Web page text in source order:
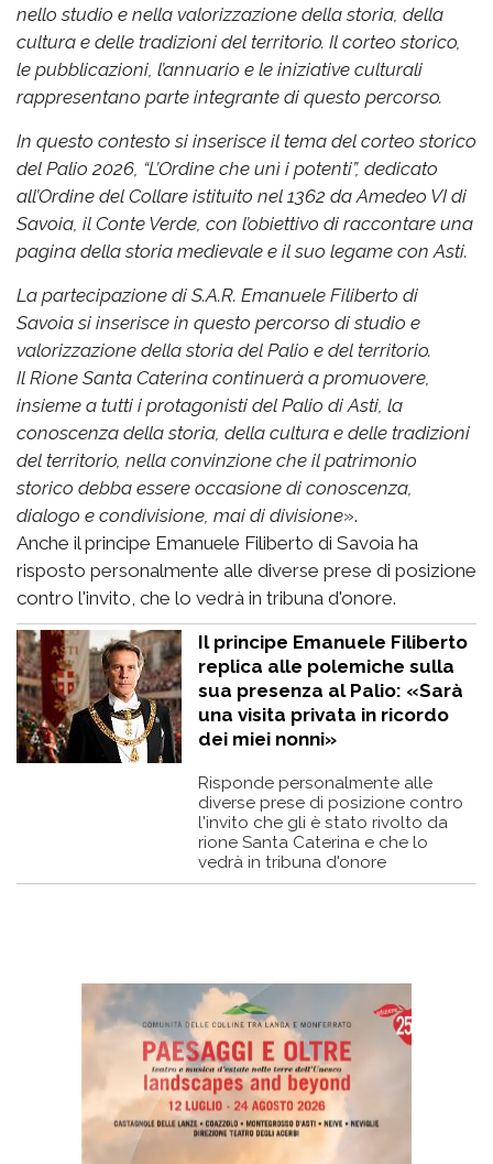
nello studio e nella valorizzazione della storia, della
cultura e delle tradizioni del territorio. Il corteo storico,
le pubblicazioni, l’annuario e le iniziative culturali
rappresentano parte integrante di questo percorso.
In questo contesto si inserisce il tema del corteo storico
del Palio 2026, “L’Ordine che unì i potenti”, dedicato
all’Ordine del Collare istituito nel 1362 da Amedeo VI di
Savoia, il Conte Verde, con l’obiettivo di raccontare una
pagina della storia medievale e il suo legame con Asti.
La partecipazione di S.A.R. Emanuele Filiberto di
Savoia si inserisce in questo percorso di studio e
valorizzazione della storia del Palio e del territorio.
Il Rione Santa Caterina continuerà a promuovere,
insieme a tutti i protagonisti del Palio di Asti, la
conoscenza della storia, della cultura e delle tradizioni
del territorio, nella convinzione che il patrimonio
storico debba essere occasione di conoscenza,
dialogo e condivisione, mai di divisione».
Anche il principe Emanuele Filiberto di Savoia ha
risposto personalmente alle diverse prese di posizione
contro l'invito, che lo vedrà in tribuna d'onore.
Il principe Emanuele Filiberto
replica alle polemiche sulla
sua presenza al Palio: «Sarà
una visita privata in ricordo
dei miei nonni»
Risponde personalmente alle
diverse prese di posizione contro
l'invito che gli è stato rivolto da
rione Santa Caterina e che lo
vedrà in tribuna d'onore